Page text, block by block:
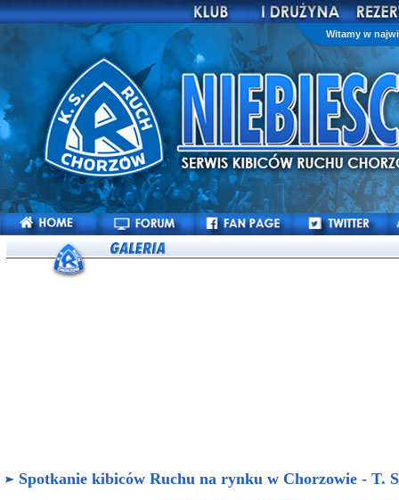
Witamy w
Spotkanie kibiców Ruchu na rynku w Chorzowie - T.